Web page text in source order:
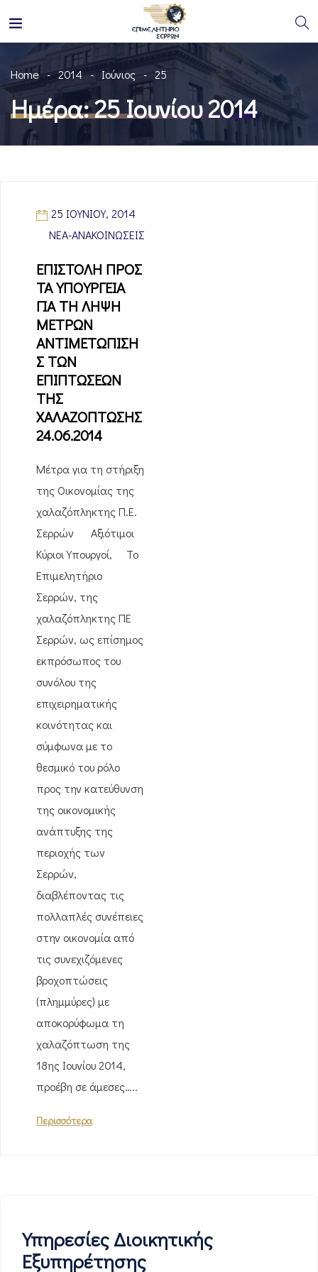
Home 2014 Ιούνιος 25
Ημέρα:25 Ιουνίου 2014
25 ΙΟΥΝΊΟΥ, 2014
ΝΈΑ-ΑΝΑΚΟΙΝΏΣΕΙΣ
ΕΠΙΣΤΟΛΗ ΠΡΟΣ
ΤΑ ΥΠΟΥΡΓΕΙΑ
ΓΙΑ ΤΗ ΛΗΨΗ
ΜΕΤΡΩΝ
ΑΝΤΙΜΕΤΩΠΙΣΗ
Σ ΤΩΝ
ΕΠΙΠΤΩΣΕΩΝ
ΤΗΣ
ΧΑΛΑΖΟΠΤΩΣΗΣ
24.06.2014
Μέτρα για τη στήριξη
της Οικονομίας της
χαλαζόπληκτης Π.Ε.
Σερρών Αξιότιμοι
Κύριοι Υπουργοί, Το
Επιμελητήριο
Σερρών, της
χαλαζόπληκτης ΠΕ
Σερρών, ως επίσημος
εκπρόσωπος του
συνόλου της
επιχειρηματικής
κοινότητας και
σύμφωνα με το
θεσμικό του ρόλο
προς την κατεύθυνση
της οικονομικής
ανάπτυξης της
περιοχής των
Σερρών,
διαβλέποντας τις
πολλαπλές συνέπειες
στην οικονομία από
τις συνεχιζόμενες
βροχοπτώσεις
(πλημμύρες) με
αποκορύφωμα τη
χαλαζόπτωση της
18ης Ιουνίου 2014,
προέβη σε άμεσες…..
Περισσότερα
Υπηρεσίες Διοικητικής
Εξυπηρέτησης